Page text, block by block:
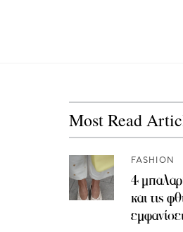
Most Read
FASHION
4
και τις